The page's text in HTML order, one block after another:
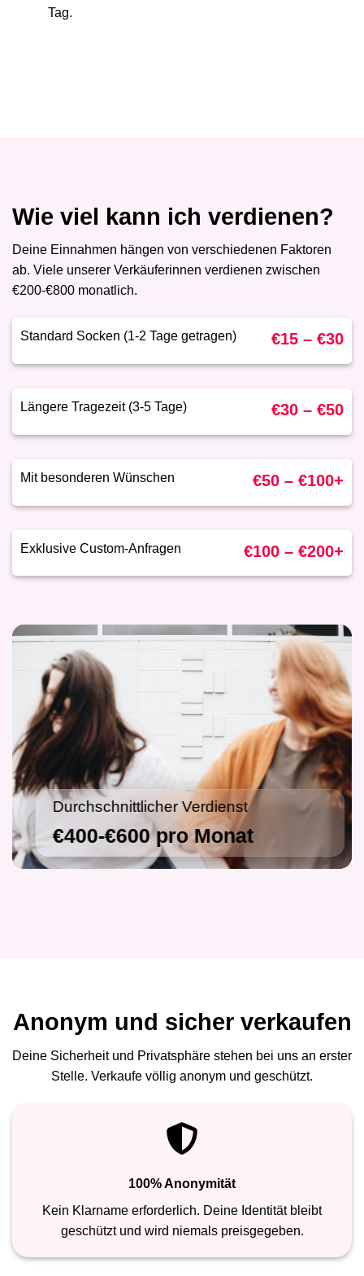
Tag.
Wie viel kann ich verdienen?
Deine Einnahmen hängen von verschiedenen Faktoren
ab. Viele unserer Verkäuferinnen verdienen zwischen
€200-€800 monatlich.
Standard Socken (1-2 Tage getragen) €15 – €30
Längere Tragezeit (3-5 Tage) €30 – €50
Mit besonderen Wünschen €50 – €100+
Exklusive Custom-Anfragen €100 – €200+
Durchschnittlicher Verdienst
€400-€600 pro Monat
Anonym und sicher verkaufen
Deine Sicherheit und Privatsphäre stehen bei uns an erster
Stelle. Verkaufe völlig anonym und geschützt.
100% Anonymität
Kein Klarname erforderlich. Deine Identität bleibt
geschützt und wird niemals preisgegeben.